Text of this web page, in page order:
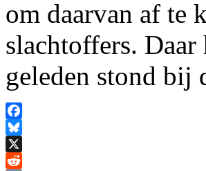
om daarvan af te
slachtoffers.
geleden stond
Facebook
Bluesky
X